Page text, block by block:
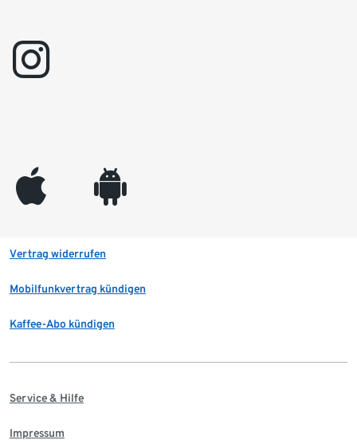
instagram
appleinc android
Vertrag widerrufen
Mobilfunkvertrag kündigen
Kaffee-Abo kündigen
Service & Hilfe
Impressum